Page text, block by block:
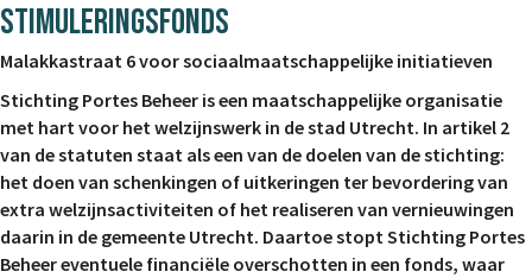
STIMULERINGSFONDS
Malakkastraat 6 voor sociaalmaatschappelijke initiatieven
Stichting Portes Beheer is een maatschappelijke organisatie
met hart voor het welzijnswerk in de stad Utrecht. In artikel 2
van de statuten staat als een van de doelen van de stichting:
het doen van schenkingen of uitkeringen ter bevordering van
extra welzijnsactiviteiten of het realiseren van vernieuwingen
daarin in de gemeente Utrecht. Daartoe stopt Stichting Portes
Beheer eventuele financiële overschotten in een fonds, waar